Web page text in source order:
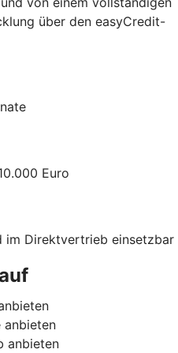
über den easyCredit-
Euro
im Direktvertrieb einsetzbar
anbieten
anbieten